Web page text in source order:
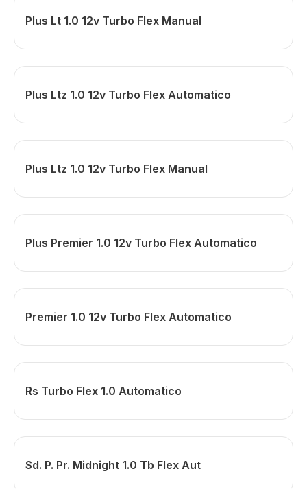
Plus Lt 1.0 12v Turbo Flex Manual
Plus Ltz 1.0 12v Turbo Flex Automatico
Plus Ltz 1.0 12v Turbo Flex Manual
Plus Premier 1.0 12v Turbo Flex Automatico
Premier 1.0 12v Turbo Flex Automatico
Rs Turbo Flex 1.0 Automatico
Sd. P. Pr. Midnight 1.0 Tb Flex Aut